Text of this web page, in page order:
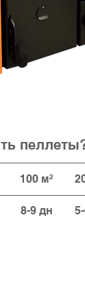
100 м²
8-9 дн 5-